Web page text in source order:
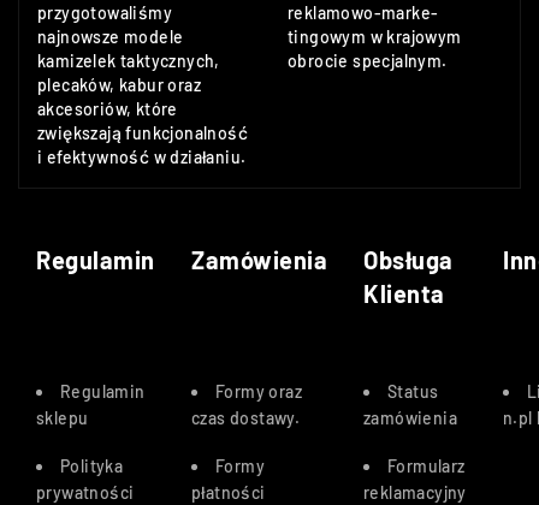
przygotowaliśmy
najnowsze modele
kamizelek taktycznych,
plecaków, kabur oraz
akcesoriów, które
zwiększają funkcjonalność
i efektywność w działaniu.
reklamowo-marke-
tingowym w krajowym
obrocie specjalnym.
Regulamin Zamówienia
Obsługa
Klienta
Regulamin
sklepu
Polityka
prywatności
Formy oraz
czas dostawy.
Formy
płatności
Status
zamówienia
Formularz
reklamacyjny
n.pl